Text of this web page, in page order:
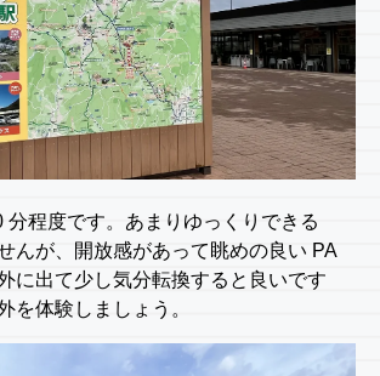
分程度です。あまりゆっくりできる
んが、開放感があって眺めの良い PA
に出て少し気分転換すると良いです
を体験しましょう。